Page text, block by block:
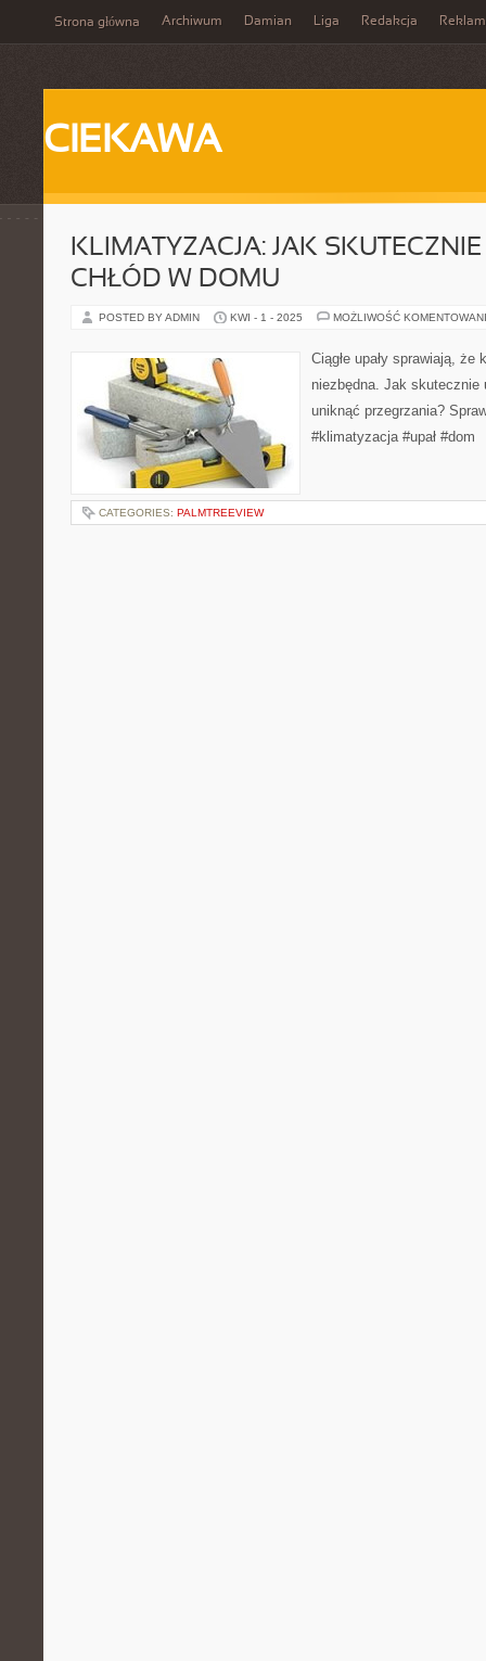
Strona główna Archiwum Damian Liga Redakcja
CIEKAWA
KLIMATYZACJA: JAK
CHŁÓD W DOMU
POSTED BY ADMIN KWI - 1 - 2025 MOŻLIWOŚĆ
Ciągłe upały sprawiają,
niezbędna. Jak skutecznie
uniknąć przegrzania?
#klimatyzacja #upał #dom
CATEGORIES: PALMTREEVIEW